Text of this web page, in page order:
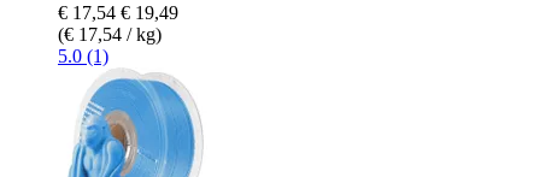
€ 17,54 € 19,49
(€ 17,54 / kg)
5.0 (1)